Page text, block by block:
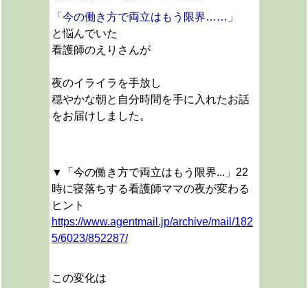
「今の働き方で両立はもう限界……」
と悩んでいた
看護師のえりさんが
夜のイライラを手放し
穏やかな朝と自分時間を手に入れたお話
をお届けしました。
▼「今の働き方で両立はもう限界...」22
時に寝落ちする看護師ママの夜が変わる
ヒント
https://www.agentmail.jp/archive/mail/182
5/6023/852287/
この変化は